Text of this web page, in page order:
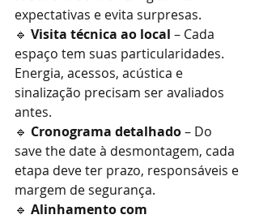
expectativas e evita surpresas.
🔹 Visita técnica ao local – Cada
espaço tem suas particularidades.
Energia, acessos, acústica e
sinalização precisam ser avaliados
antes.
🔹 Cronograma detalhado – Do
save the date à desmontagem, cada
etapa deve ter prazo, responsáveis e
margem de segurança.
🔹 Alinhamento com